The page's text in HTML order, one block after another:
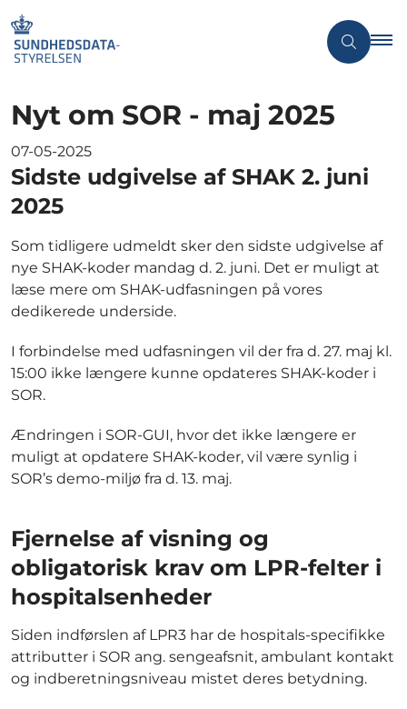
Nyt om SOR - maj 2025
07-05-2025
Sidste udgivelse af SHAK 2. juni
2025
Som tidligere udmeldt sker den sidste udgivelse af
nye SHAK-koder mandag d. 2. juni. Det er muligt at
læse mere om SHAK-udfasningen på vores
dedikerede underside.
I forbindelse med udfasningen vil der fra d. 27. maj kl.
15:00 ikke længere kunne opdateres SHAK-koder i
SOR.
Ændringen i SOR-GUI, hvor det ikke længere er
muligt at opdatere SHAK-koder, vil være synlig i
SOR’s demo-miljø fra d. 13. maj.
Fjernelse af visning og
obligatorisk krav om LPR-felter i
hospitalsenheder
Siden indførslen af LPR3 har de hospitals-specifikke
attributter i SOR ang. sengeafsnit, ambulant kontakt
og indberetningsniveau mistet deres betydning.